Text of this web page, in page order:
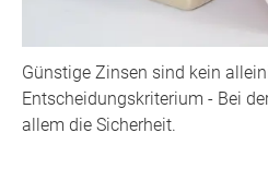
Günstige Zinsen sind kein
Entscheidungskriterium - Bei
allem die Sicherheit.